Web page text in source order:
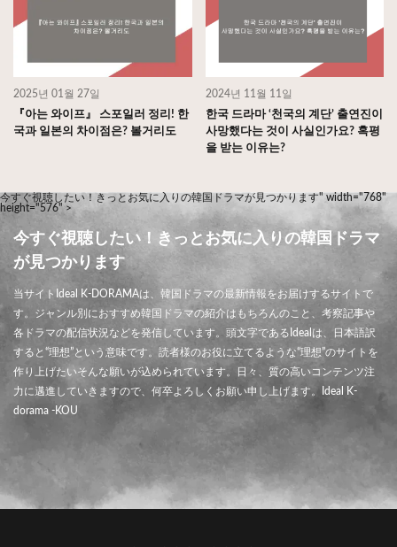
2025년 01월 27일
『아는 와이프』 스포일러 정리! 한
국과 일본의 차이점은? 볼거리도
2024년 11월 11일
한국 드라마 ‘천국의 계단’ 출연진이
사망했다는 것이 사실인가요? 혹평
을 받는 이유는?
今すぐ視聴したい！きっとお気に入りの韓国ドラマが見つかります" width="768"
height="576" >
今すぐ視聴したい！きっとお気に入りの韓国ドラマ
が見つかります
当サイトIdeal K-DORAMAは、韓国ドラマの最新情報をお届けするサイトで
す。ジャンル別におすすめ韓国ドラマの紹介はもちろんのこと、考察記事や
各ドラマの配信状況などを発信しています。頭文字であるIdealは、日本語訳
すると“理想”という意味です。読者様のお役に立てるような“理想”のサイトを
作り上げたいそんな願いが込められています。日々、質の高いコンテンツ注
力に邁進していきますので、何卒よろしくお願い申し上げます。Ideal K-
dorama -KOU